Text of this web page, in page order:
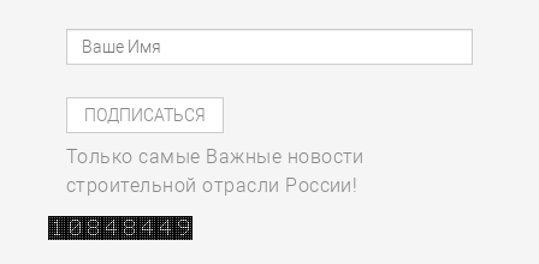
Только самые Важные новости
строительной отрасли России!